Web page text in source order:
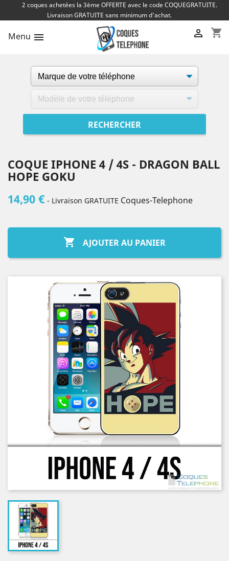
2 coques achetées la 3ème OFFERTE avec le code COQUEGRATUITE.
Livraison GRATUITE sans minimum d'achat.
Menu  shopping_cart

COQUE IPHONE 4 / 4S - DRAGON BALL
HOPE GOKU
14,90 € - Livraison GRATUITE Coques-Telephone
 AJOUTER AU PANIER